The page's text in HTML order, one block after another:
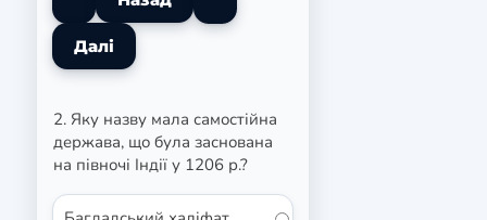
2. Яку назву мала самостійна
держава, що була заснована
на півночі Індії у 1206 р.?